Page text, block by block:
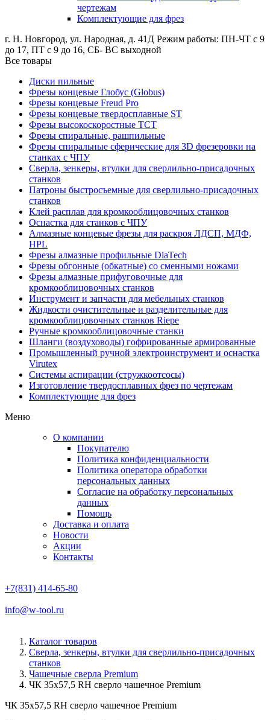
чертежам
Комплектующие для фрез
г. Н. Новгород, ул. Народная, д. 41Д Режим работы: ПН-ЧТ с 9
до 17, ПТ с 9 до 16, СБ- ВС выходной
Все товары
Диски пильные
Фрезы концевые Глобус (Globus)
Фрезы концевые Freud Pro
Фрезы концевые твердосплавные ST
Фрезы высокоскоростные ТСТ
Фрезы спиральные, рашпильные
Фрезы спиральные сферические для 3D фрезеровки на
станках с ЧПУ
Сверла, зенкеры, втулки для сверлильно-присадочных
станков
Патроны быстросъемные для сверлильно-присадочных
станков
Клей расплав для кромкооблицовочных станков
Оснастка для станков с ЧПУ
Алмазные концевые фрезы для раскроя ЛДСП, МДФ,
HPL
Фрезы алмазные профильные DiaTech
Фрезы обгонные (обкатные) со сменными ножами
Фрезы алмазные прифуговочные для
кромкооблицовочных станков
Инструмент и запчасти для мебельных станков
Жидкости очистительные и разделительные для
кромкооблицовочных станков Riepe
Ручные кромкооблицовочные станки
Шланги (воздуховоды) гофрированные армированные
Промышленный ручной электроинструмент и оснастка
Virutex
Системы аспирации (стружкоотсосы)
Изготовление твердосплавных фрез по чертежам
Комплектующие для фрез
Меню
О компании
Покупателю
Политика конфиденциальности
Политика оператора обработки
персональных данных
Согласие на обработку персональных
данных
Помощь
Доставка и оплата
Новости
Акции
Контакты
+7(831) 414-65-80
info@w-tool.ru
Каталог товаров
Сверла, зенкеры, втулки для сверлильно-присадочных
станков
Чашечные сверла Premium
ЧК 35х57,5 RH сверло чашечное Premium
ЧК 35х57,5 RH сверло чашечное Premium